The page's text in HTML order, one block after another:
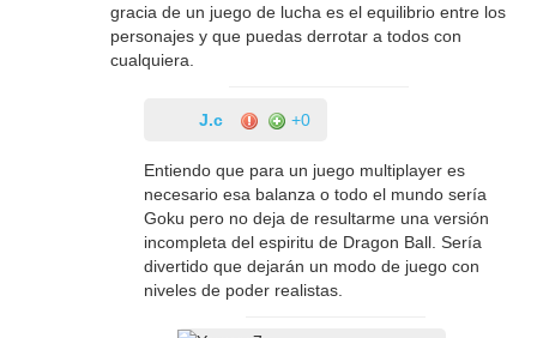
gracia de un juego de lucha es el equilibrio entre los
personajes y que puedas derrotar a todos con
cualquiera.
J.c +0
Entiendo que para un juego multiplayer es
necesario esa balanza o todo el mundo sería
Goku pero no deja de resultarme una versión
incompleta del espiritu de Dragon Ball. Sería
divertido que dejarán un modo de juego con
niveles de poder realistas.